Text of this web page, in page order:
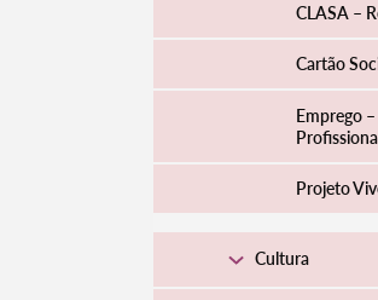
CLASA –
Cartão
Emprego
Projeto
Cultura